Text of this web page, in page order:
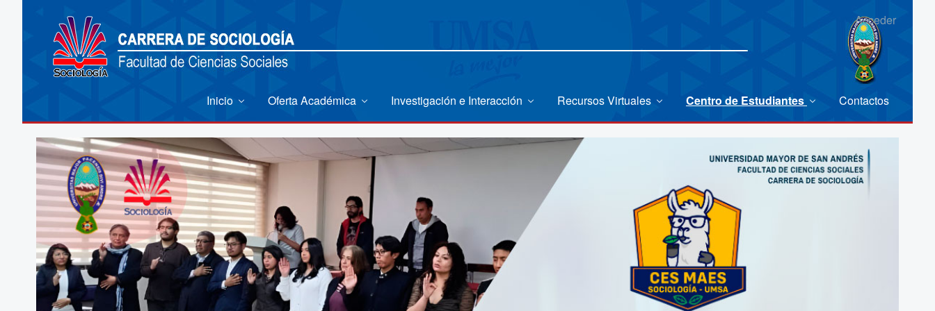
Acceder
Inicio Oferta Académica Investigación e Interacción Recursos Virtuales Centro de Estudiantes Contactos